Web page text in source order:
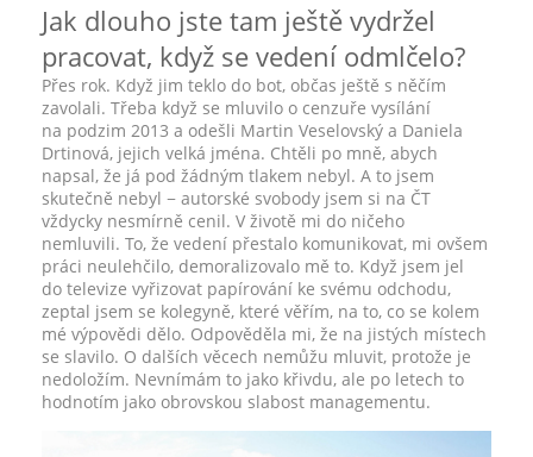
Jak dlouho jste tam ještě vydržel
pracovat, když se vedení odmlčelo?
Přes rok. Když jim teklo do bot, občas ještě s něčím
zavolali. Třeba když se mluvilo o cenzuře vysílání
na podzim 2013 a odešli Martin Veselovský a Daniela
Drtinová, jejich velká jména. Chtěli po mně, abych
napsal, že já pod žádným tlakem nebyl. A to jsem
skutečně nebyl − autorské svobody jsem si na ČT
vždycky nesmírně cenil. V životě mi do ničeho
nemluvili. To, že vedení přestalo komunikovat, mi ovšem
práci neulehčilo, demoralizovalo mě to. Když jsem jel
do televize vyřizovat papírování ke svému odchodu,
zeptal jsem se kolegyně, které věřím, na to, co se kolem
mé výpovědi dělo. Odpověděla mi, že na jistých místech
se slavilo. O dalších věcech nemůžu mluvit, protože je
nedoložím. Nevnímám to jako křivdu, ale po letech to
hodnotím jako obrovskou slabost managementu.